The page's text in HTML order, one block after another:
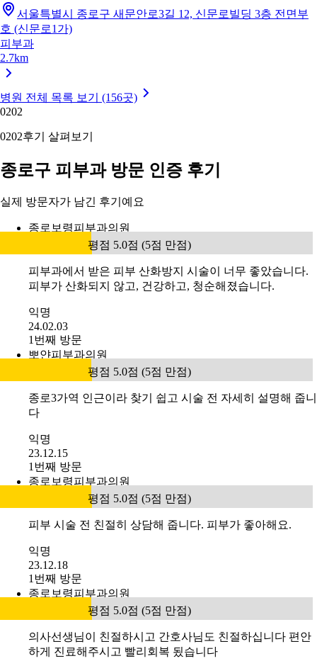
서울특별시 종로구 새문안로3길 12, 신문로빌딩 3층 전면부
호 (신문로1가)
피부과
2.7km
병원 전체 목록 보기 (156곳)
0202
0202후기 살펴보기
종로구 피부과 방문 인증 후기
실제 방문자가 남긴 후기예요
종로보령피부과의원
평점 5.0점 (5점 만점)
피부과에서 받은 피부 산화방지 시술이 너무 좋았습니다.
피부가 산화되지 않고, 건강하고, 청순해졌습니다.
익명
24.02.03
1번째 방문
뽀얀피부과의원
평점 5.0점 (5점 만점)
종로3가역 인근이라 찾기 쉽고 시술 전 자세히 설명해 줍니
다
익명
23.12.15
1번째 방문
종로보령피부과의원
평점 5.0점 (5점 만점)
피부 시술 전 친절히 상담해 줍니다. 피부가 좋아해요.
익명
23.12.18
1번째 방문
종로보령피부과의원
평점 5.0점 (5점 만점)
의사선생님이 친절하시고 간호사님도 친절하십니다 편안
하게 진료해주시고 빨리회복 됬습니다